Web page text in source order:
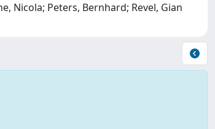
Nicola; Peters, Bernhard; Revel, Gian